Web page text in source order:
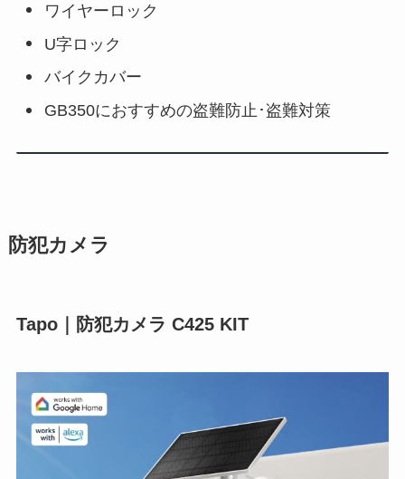
ワイヤーロック
U字ロック
バイクカバー
GB350におすすめの盗難防止･盗難対策
防犯カメラ
Tapo｜防犯カメラ C425 KIT